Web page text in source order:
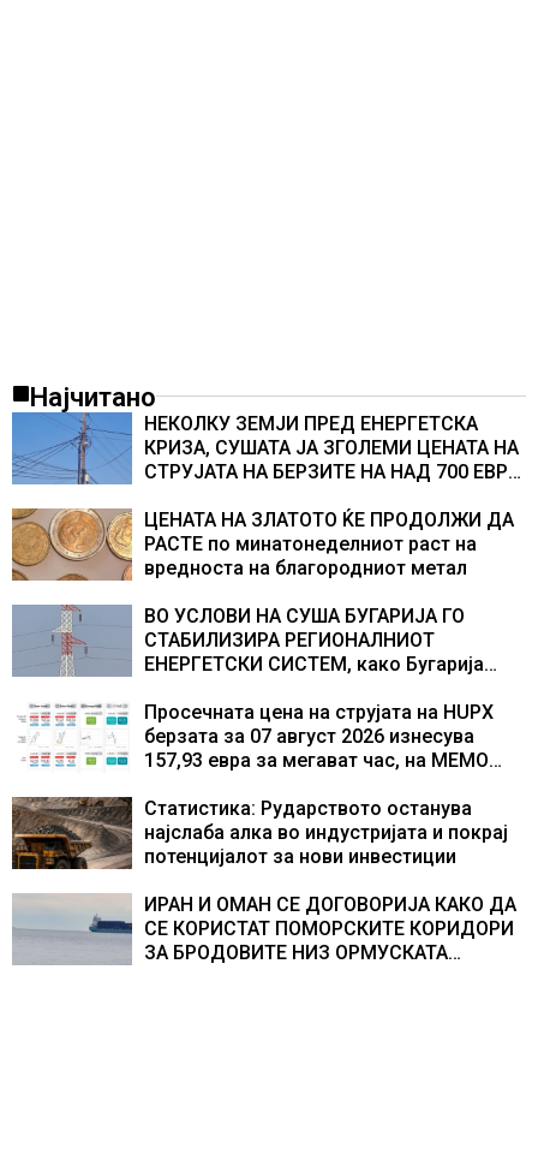
Најчитано
НЕКОЛКУ ЗЕМЈИ ПРЕД ЕНЕРГЕТСКА
КРИЗА, СУШАТА ЈА ЗГОЛЕМИ ЦЕНАТА НА
СТРУЈАТА НА БЕРЗИТЕ НА НАД 700 ЕВРА
ЦЕНАТА НА ЗЛАТОТО ЌЕ ПРОДОЛЖИ ДА
РАСТЕ по минатонеделниот раст на
вредноста на благородниот метал
ВО УСЛОВИ НА СУША БУГАРИЈА ГО
СТАБИЛИЗИРА РЕГИОНАЛНИОТ
ЕНЕРГЕТСКИ СИСТЕМ, како Бугарија
складирање на енергија од батерии
Просечната цена на струјата на HUPX
берзата за 07 август 2026 изнесува
157,93 евра за мегават час, на МЕМО
Статистика: Рударството останува
најслаба алка во индустријата и покрај
потенцијалот за нови инвестиции
ИРАН И ОМАН СЕ ДОГОВОРИЈА КАКО ДА
СЕ КОРИСТАТ ПОМОРСКИТЕ КОРИДОРИ
ЗА БРОДОВИТЕ НИЗ ОРМУСКАТА